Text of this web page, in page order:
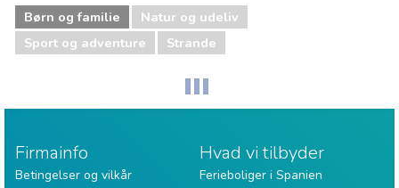
Børn og familie
Natur og udeliv
Sport og adventure
Strande
Firmainfo
Betingelser og vilkår
Hvad vi tilbyder
Ferieboliger i Spanien